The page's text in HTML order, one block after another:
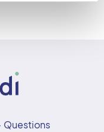
Questions